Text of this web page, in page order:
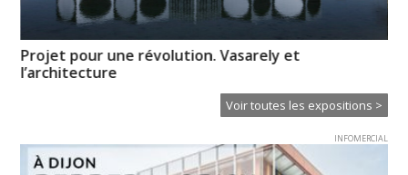
Projet pour une révolution. Vasarely et
l’architecture
Voir toutes les expositions >
INFOMERCIAL